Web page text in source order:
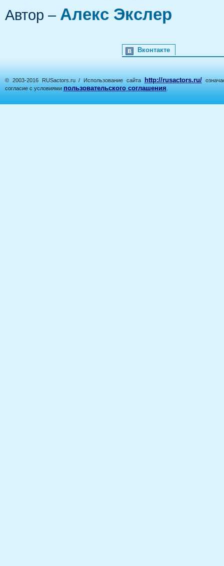
Автор – Алекс Экслер
Вконтакте
© 2003-2016 RUSactors.ru / Использование сайта http://rusactors.ru/
согласие с условиями пользовательского соглашения